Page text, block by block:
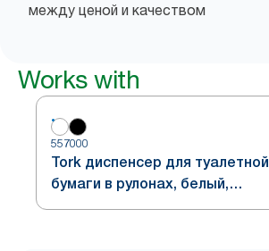
между ценой и качеством
Works with
557000
Tork диспенсер для туалетной
бумаги в рулонах, белый,
система T4